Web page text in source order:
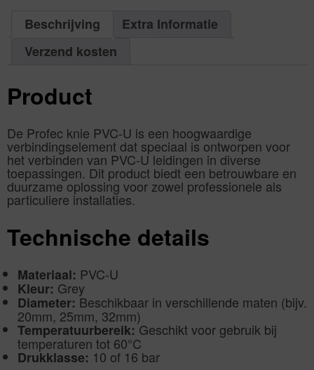
aantal
PCS
Beschrijving
Extra Informatie
Verzend kosten
Product
De Profec knie PVC-U is een hoogwaardige
verbindingselement dat speciaal is ontworpen voor
het verbinden van PVC-U leidingen in diverse
toepassingen. Dit product biedt een betrouwbare en
duurzame oplossing voor zowel professionele als
particuliere installaties.
Technische details
Materiaal: PVC-U
Kleur: Grey
Diameter: Beschikbaar in verschillende maten (bijv.
20mm, 25mm, 32mm)
Temperatuurbereik:Geschikt voor gebruik bij
temperaturen tot 60°C
Drukklasse: 10 of 16 bar